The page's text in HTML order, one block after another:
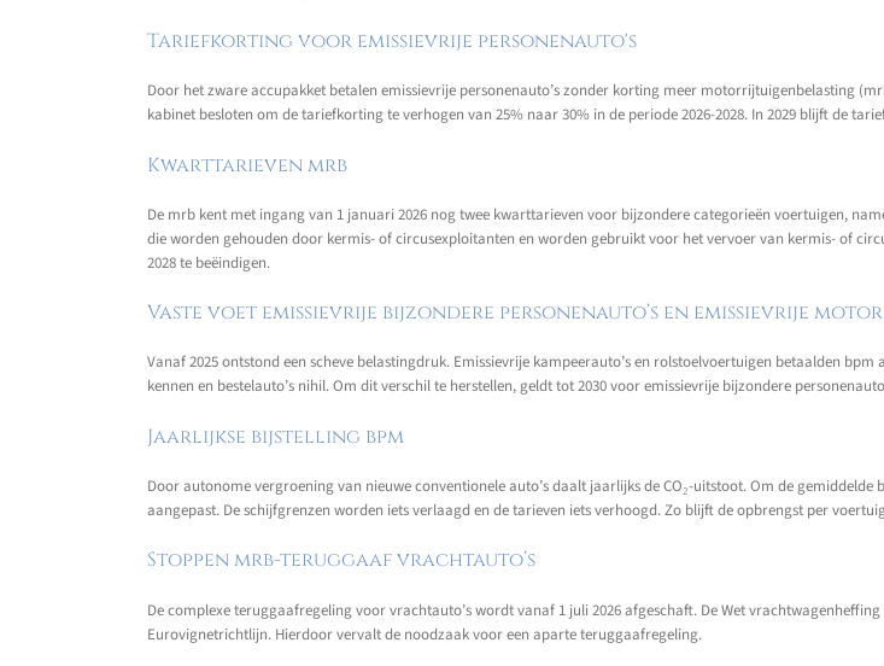
Tariefkorting voor emissievrije personenauto's
Door het zware accupakket betalen emissievrije personenauto’s zonder korting meer motorrijtuigenbelasting
kabinet besloten om de tariefkorting te verhogen van 25% naar 30% in de periode 2026-2028. In 2029 blijft de
Kwarttarieven mrb
De mrb kent met ingang van 1 januari 2026 nog twee kwarttarieven voor bijzondere categorieën voertuigen,
die worden gehouden door kermis- of circusexploitanten en worden gebruikt voor het vervoer van kermis- of
2028 te beëindigen.
Vaste voet emissievrije bijzondere personenauto’s en emissievrije
Vanaf 2025 ontstond een scheve belastingdruk. Emissievrije kampeerauto’s en rolstoelvoertuigen betaalden
kennen en bestelauto’s nihil. Om dit verschil te herstellen, geldt tot 2030 voor emissievrije bijzondere
Jaarlijkse bijstelling bpm
Door autonome vergroening van nieuwe conventionele auto’s daalt jaarlijks de CO₂-uitstoot. Om de
aangepast. De schijfgrenzen worden iets verlaagd en de tarieven iets verhoogd. Zo blijft de opbrengst per
Stoppen mrb-teruggaaf vrachtauto’s
De complexe teruggaafregeling voor vrachtauto’s wordt vanaf 1 juli 2026 afgeschaft. De Wet
Eurovignetrichtlijn. Hierdoor vervalt de noodzaak voor een aparte teruggaafregeling.